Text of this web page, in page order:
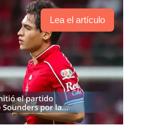
Lea el artículo